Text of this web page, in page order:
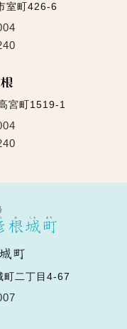
室町426-6
宮町1519-1
町二丁目4-67